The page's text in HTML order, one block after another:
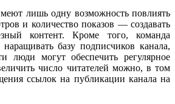
лишь одну возможность повлиять
и количество показов — создавать
контент. Кроме того, команда
базу подписчиков канала,
люди могут обеспечить регулярное
число читателей можно, в том
ссылок на публикации канала на